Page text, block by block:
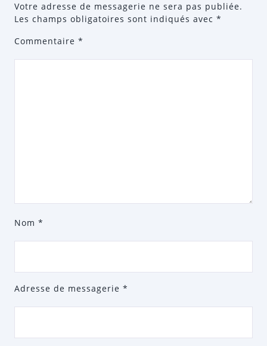
Votre adresse de messagerie ne sera pas publiée.
Les champs obligatoires sont indiqués avec *
Commentaire *
Nom *
Adresse de messagerie *